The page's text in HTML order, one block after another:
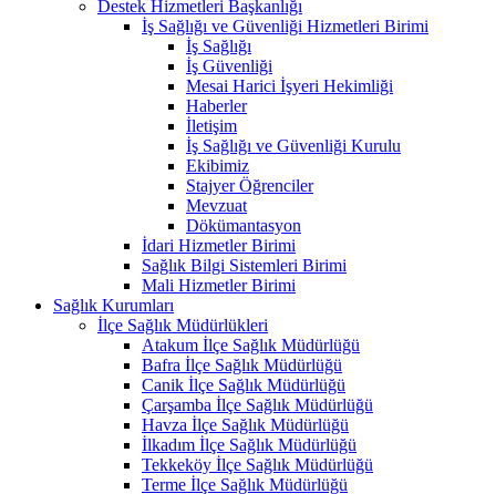
Destek Hizmetleri Başkanlığı
İş Sağlığı ve Güvenliği Hizmetleri Birimi
İş Sağlığı
İş Güvenliği
Mesai Harici İşyeri Hekimliği
Haberler
İletişim
İş Sağlığı ve Güvenliği Kurulu
Ekibimiz
Stajyer Öğrenciler
Mevzuat
Dökümantasyon
İdari Hizmetler Birimi
Sağlık Bilgi Sistemleri Birimi
Mali Hizmetler Birimi
Sağlık Kurumları
İlçe Sağlık Müdürlükleri
Atakum İlçe Sağlık Müdürlüğü
Bafra İlçe Sağlık Müdürlüğü
Canik İlçe Sağlık Müdürlüğü
Çarşamba İlçe Sağlık Müdürlüğü
Havza İlçe Sağlık Müdürlüğü
İlkadım İlçe Sağlık Müdürlüğü
Tekkeköy İlçe Sağlık Müdürlüğü
Terme İlçe Sağlık Müdürlüğü